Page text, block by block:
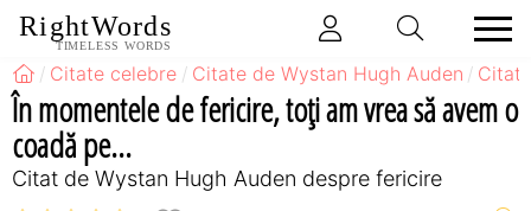
RightWords
TIMELESS WORDS
Citate celebre Citate de Wystan Hugh Auden
În momentele de fericire, toţi am vrea să avem o
coadă pe...
Citat de Wystan Hugh Auden despre fericire